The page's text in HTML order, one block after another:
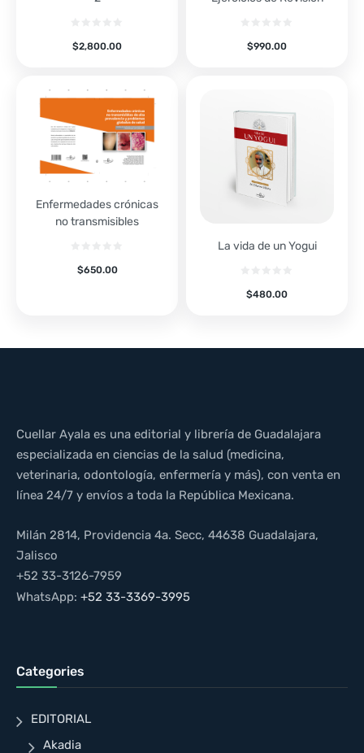
$2,800.00 $990.00
Enfermedades crónicas
no transmisibles
$650.00
La vida de un Yogui
$480.00
Cuellar Ayala es una editorial y librería de Guadalajara
especializada en ciencias de la salud (medicina,
veterinaria, odontología, enfermería y más), con venta en
línea 24/7 y envíos a toda la República Mexicana.
Milán 2814, Providencia 4a. Secc, 44638 Guadalajara,
Jalisco
+52 33-3126-7959
WhatsApp: +52 33-3369-3995
Categories
EDITORIAL
Akadia